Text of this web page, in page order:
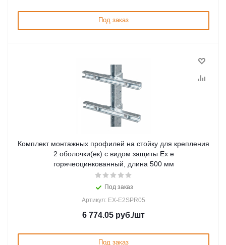
Под заказ
Комплект монтажных профилей на стойку для крепления
2 оболочки(ек) с видом защиты Ex e
горячеоцинкованный, длина 500 мм
Под заказ
Артикул: EX-E2SPR05
6 774.05 руб./шт
Под заказ